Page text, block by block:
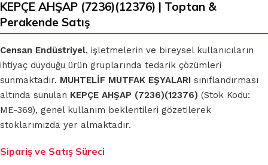
KEPÇE AHŞAP (7236)(12376) | Toptan &
Perakende Satış
Censan Endüstriyel, işletmelerin ve bireysel kullanıcıların
ihtiyaç duyduğu ürün gruplarında tedarik çözümleri
sunmaktadır. MUHTELİF MUTFAK EŞYALARI sınıflandırması
altında sunulan KEPÇE AHŞAP (7236)(12376) (Stok Kodu:
ME-369), genel kullanım beklentileri gözetilerek
stoklarımızda yer almaktadır.
Sipariş ve Satış Süreci